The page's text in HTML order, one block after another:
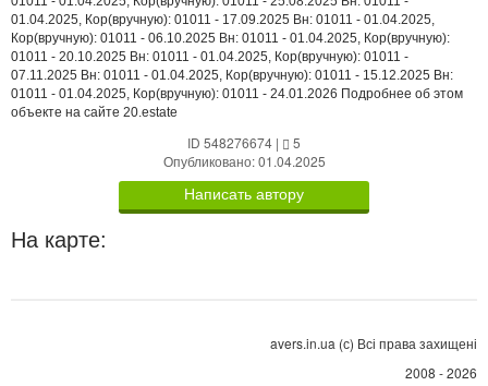
01.04.2025, Кор(вручную): 01011 - 17.09.2025 Вн: 01011 - 01.04.2025,
Кор(вручную): 01011 - 06.10.2025 Вн: 01011 - 01.04.2025, Кор(вручную):
01011 - 20.10.2025 Вн: 01011 - 01.04.2025, Кор(вручную): 01011 -
07.11.2025 Вн: 01011 - 01.04.2025, Кор(вручную): 01011 - 15.12.2025 Вн:
01011 - 01.04.2025, Кор(вручную): 01011 - 24.01.2026 Подробнее об этом
объекте на сайте 20.estate
ID 548276674 |
5
Опубликовано: 01.04.2025
Написать автору
На карте:
avers.in.ua (с) Всі права захищені
2008 - 2026